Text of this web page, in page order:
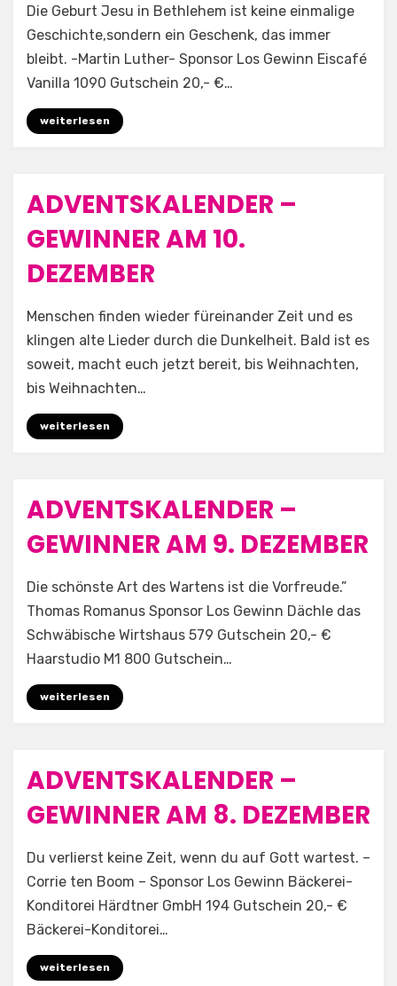
by Aufwind e.V.
Die Geburt Jesu in Bethlehem ist keine einmalige
Geschichte,sondern ein Geschenk, das immer
bleibt. -Martin Luther- Sponsor Los Gewinn Eiscafé
Vanilla 1090 Gutschein 20,- €…
weiterlesen
Posted
on
10. Dezember 2025
Allgemein
ADVENTSKALENDER –
GEWINNER AM 10.
DEZEMBER
Aufwind e.V.
Menschen finden wieder füreinander Zeit und es
klingen alte Lieder durch die Dunkelheit. Bald ist es
soweit, macht euch jetzt bereit, bis Weihnachten,
bis Weihnachten…
weiterlesen
Posted
on
9. Dezember 2025
Allgemein
ADVENTSKALENDER –
GEWINNER AM 9. DEZEMBER
Aufwind e.V.
Die schönste Art des Wartens ist die Vorfreude.”
Thomas Romanus Sponsor Los Gewinn Dächle das
Schwäbische Wirtshaus 579 Gutschein 20,- €
Haarstudio M1 800 Gutschein…
weiterlesen
Posted
on
8. Dezember 2025
Allgemein
ADVENTSKALENDER –
GEWINNER AM 8. DEZEMBER
Aufwind e.V.
Du verlierst keine Zeit, wenn du auf Gott wartest. –
Corrie ten Boom – Sponsor Los Gewinn Bäckerei-
Konditorei Härdtner GmbH 194 Gutschein 20,- €
Bäckerei-Konditorei…
weiterlesen